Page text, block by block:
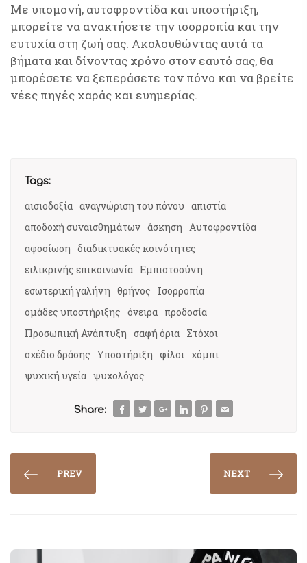
Με υπομονή, αυτοφροντίδα και υποστήριξη,
μπορείτε να ανακτήσετε την ισορροπία και την
ευτυχία στη ζωή σας. Ακολουθώντας αυτά τα
βήματα και δίνοντας χρόνο στον εαυτό σας, θα
μπορέσετε να ξεπεράσετε τον πόνο και να βρείτε
νέες πηγές χαράς και ευημερίας.
Tags:
αισιοδοξία αναγνώριση του πόνου απιστία
αποδοχή συναισθημάτων άσκηση Αυτοφροντίδα
αφοσίωση διαδικτυακές κοινότητες
ειλικρινής επικοινωνία Εμπιστοσύνη
εσωτερική γαλήνη θρήνος
Ισορροπία
ομάδες υποστήριξης όνειρα προδοσία
Προσωπική Ανάπτυξη σαφή όρια Στόχοι
σχέδιο δράσης Υποστήριξη φίλοι χόμπι
ψυχική υγεία ψυχολόγος
Share:
PREV NEXT